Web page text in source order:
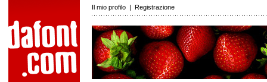
Il mio profilo | Registrazione